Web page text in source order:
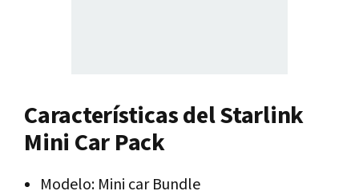
Características del Starlink
Mini Car Pack
Modelo: Mini car Bundle